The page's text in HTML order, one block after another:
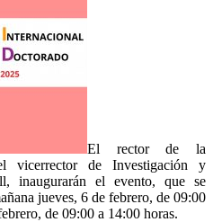
El rector de la
de Investigación y
inaugurarán el evento, que se
jueves, 6 de febrero, de 09:00
de 09:00 a 14:00 horas.